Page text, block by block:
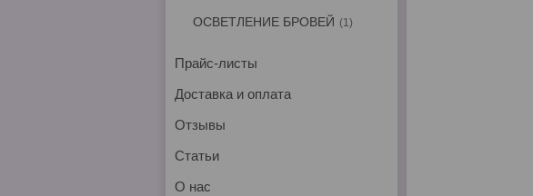
ОСВЕТЛЕНИЕ БРОВЕЙ 1
Прайс-листы
Доставка и оплата
Отзывы
Статьи
О нас